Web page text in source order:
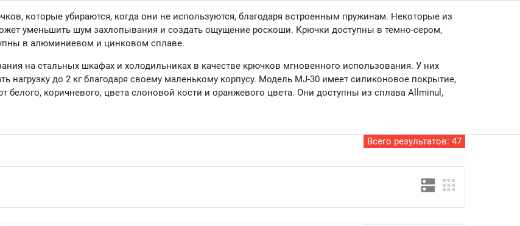
которые убираются, когда они не используются, благодаря встроенным пружинам. Некоторые из
уменьшить шум захлопывания и создать ощущение роскоши. Крючки доступны в темно-сером,
в алюминиевом и цинковом сплаве.
на стальных шкафах и холодильниках в качестве крючков мгновенного использования. У них
до 2 кг благодаря своему маленькому корпусу. Модель MJ-30 имеет силиконовое покрытие,
белого, коричневого, цвета слоновой кости и оранжевого цвета. Они доступны из сплава Allminul,
Всего результатов:47
dns apps